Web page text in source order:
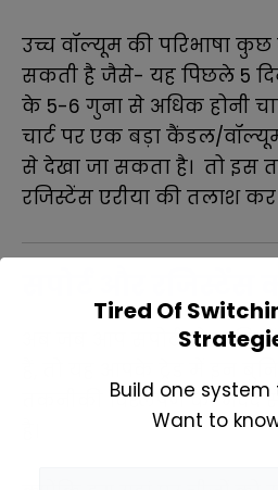
उच्च वॉल्यूम की परिभाषा
सकती है जैसे- यह पिछले 5
के 5-6 गुना से अधिक होनी
चार्ट पर एक बड़ा कैंडल/
से देखा जा सकता है। तो इस
रजिस्टेंस एरीया की तलाश
सपोर्ट और रजिस्टेंस
अब जब आप सपोर्ट और
तकनीकी विश्लेषण की मदद
Tired Of
Build one system
Want to